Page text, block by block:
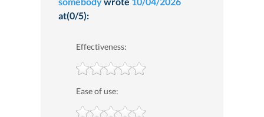
at(0/5):
Effectiveness:
Ease of use: